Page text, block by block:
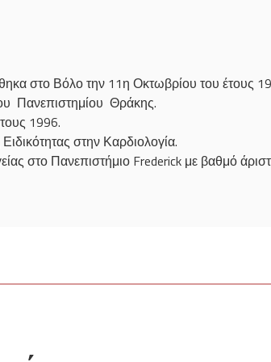
στο Βόλο την 11η Οκτωβρίου του έτους
Πανεπιστημίου Θράκης.
1996.
στην Καρδιολογία.
στο Πανεπιστήμιο Frederick με βαθμό